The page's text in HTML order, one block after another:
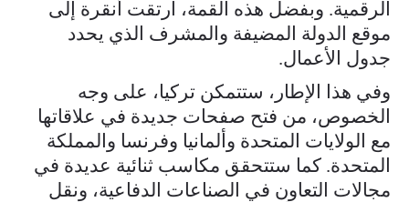
الرقمية. وبفضل هذه القمة، ارتقت أنقرة إلى
موقع الدولة المضيفة والمشرف الذي يحدد
جدول الأعمال.
وفي هذا الإطار، ستتمكن تركيا، على وجه
الخصوص، من فتح صفحات جديدة في علاقاتها
مع الولايات المتحدة وألمانيا وفرنسا والمملكة
المتحدة. كما ستتحقق مكاسب ثنائية عديدة في
مجالات التعاون في الصناعات الدفاعية، ونقل